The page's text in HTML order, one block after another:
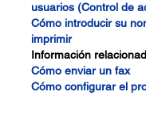
usuarios (Control de
Cómo introducir su
imprimir
Información
Cómo enviar un fax
Cómo configurar el